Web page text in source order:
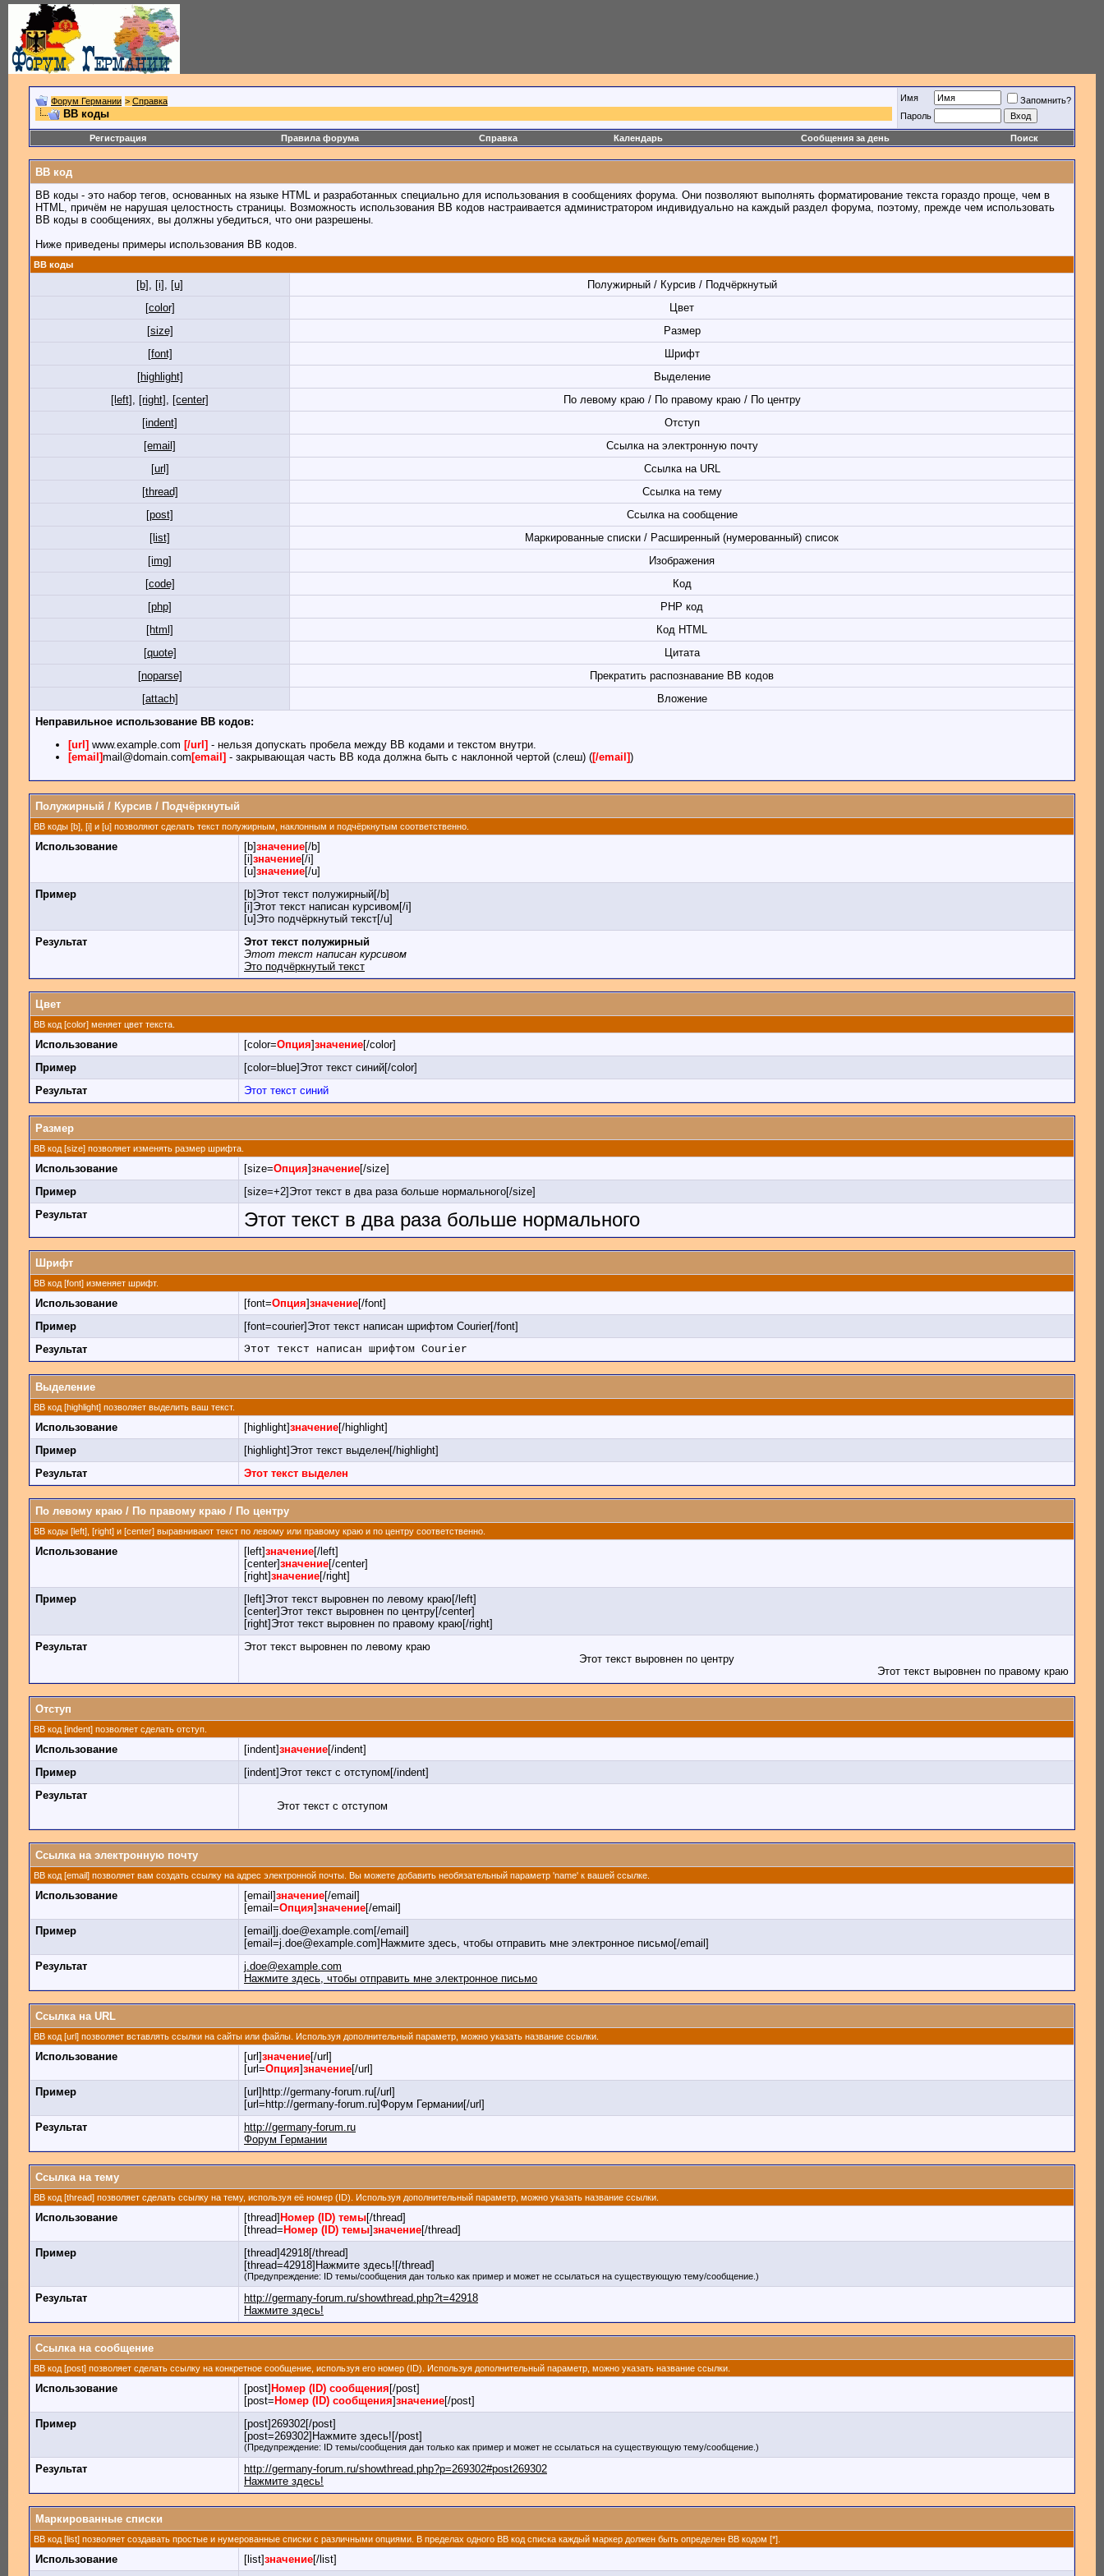
Форум Германии > Справка
BB коды
Имя
Запомнить?
Пароль
Регистрация Правила форума Справка Календарь Сообщения за день Поиск
BB код
BB коды - это набор тегов, основанных на языке HTML и разработанных специально для использования в сообщениях форума. Они позволяют выполнять форматирование текста гораздо проще, чем в
HTML, причём не нарушая целостность страницы. Возможность использования BB кодов настраивается администратором индивидуально на каждый раздел форума, поэтому, прежде чем использовать
BB коды в сообщениях, вы должны убедиться, что они разрешены.
Ниже приведены примеры использования BB кодов.
BB коды
[b] , [i] , [u]
Полужирный / Курсив / Подчёркнутый
[color]
Цвет
[size]
Размер
[font]
Шрифт
[highlight]
Выделение
[left] , [right] , [center]
По левому краю / По правому краю / По центру
[indent]
Отступ
[email]
Ссылка на электронную почту
[url]
Ссылка на URL
[thread]
Ссылка на тему
[post]
Ссылка на сообщение
[list]
Маркированные списки / Расширенный (нумерованный) список
[img]
Изображения
[code]
Код
[php]
PHP код
[html]
Код HTML
[quote]
Цитата
[noparse]
Прекратить распознавание BB кодов
[attach]
Вложение
Неправильное использование BB кодов:
[url] www.example.com [/url] - нельзя допускать пробела между BB кодами и текстом внутри.
[email]mail@domain.com [email] - закрывающая часть BB кода должна быть с наклонной чертой (слеш) ([/email])
Полужирный / Курсив / Подчёркнутый
BB коды [b], [i] и [u] позволяют сделать текст полужирным, наклонным и подчёркнутым соответственно.
Использование [b]значение[/b]
[i]значение[/i]
[u]значение[/u]
Пример
[b]Этот текст полужирный[/b]
[i]Этот текст написан курсивом[/i]
[u]Это подчёркнутый текст[/u]
Результат
Этот текст полужирный
Этот текст написан курсивом
Это подчёркнутый текст
Цвет
BB код [color] меняет цвет текста.
Использование [color=Опция]значение[/color]
Пример
[color=blue]Этот текст синий[/color]
Результат
Этот текст синий
Размер
BB код [size] позволяет изменять размер шрифта.
Использование [size=Опция]значение[/size]
Пример
[size=+2]Этот текст в два раза больше нормального[/size]
Результат
Этот текст в два раза больше нормального
Шрифт
BB код [font] изменяет шрифт.
Использование [font=Опция]значение[/font]
Пример
[font=courier]Этот текст написан шрифтом Courier[/font]
Результат
Этот текст написан шрифтом Courier
Выделение
BB код [highlight] позволяет выделить ваш текст.
Использование [highlight]значение[/highlight]
Пример
[highlight]Этот текст выделен[/highlight]
Результат
Этот текст выделен
По левому краю / По правому краю / По центру
BB коды [left], [right] и [center] выравнивают текст по левому или правому краю и по центру соответственно.
Использование [left]значение[/left]
[center]значение[/center]
[right]значение[/right]
Пример
[left]Этот текст выровнен по левому краю[/left]
[center]Этот текст выровнен по центру[/center]
[right]Этот текст выровнен по правому краю[/right]
Результат
Этот текст выровнен по левому краю
Этот текст выровнен по центру
Этот текст выровнен по правому краю
Отступ
BB код [indent] позволяет сделать отступ.
Использование [indent]значение[/indent]
Пример
[indent]Этот текст с отступом[/indent]
Результат
Этот текст с отступом
Ссылка на электронную почту
BB код [email] позволяет вам создать ссылку на адрес электронной почты. Вы можете добавить необязательный параметр 'name' к вашей ссылке.
Использование [email]значение[/email]
[email=Опция]значение[/email]
Пример
[email]j.doe@example.com[/email]
[email=j.doe@example.com]Нажмите здесь, чтобы отправить мне электронное письмо[/email]
Результат
j.doe@example.com
Нажмите здесь, чтобы отправить мне электронное письмо
Ссылка на URL
BB код [url] позволяет вставлять ссылки на сайты или файлы. Используя дополнительный параметр, можно указать название ссылки.
Использование [url]значение[/url]
[url=Опция]значение[/url]
Пример
[url]http://germany-forum.ru[/url]
[url=http://germany-forum.ru]Форум Германии[/url]
Результат
http://germany-forum.ru
Форум Германии
Ссылка на тему
BB код [thread] позволяет сделать ссылку на тему, используя её номер (ID). Используя дополнительный параметр, можно указать название ссылки.
Использование [thread] Номер (ID) темы[/thread]
[thread= Номер (ID) темы]значение[/thread]
Пример
[thread]42918[/thread]
[thread=42918]Нажмите здесь![/thread]
(Предупреждение: ID темы/сообщения дан только как пример и может не ссылаться на существующую тему/сообщение.)
Результат
http://germany-forum.ru/showthread.php?t=42918
Нажмите здесь!
Ссылка на сообщение
BB код [post] позволяет сделать ссылку на конкретное сообщение, используя его номер (ID). Используя дополнительный параметр, можно указать название ссылки.
Использование [post] Номер (ID) сообщения [/post]
[post= Номер (ID) сообщения]значение[/post]
Пример
[post]269302[/post]
[post=269302]Нажмите здесь![/post]
(Предупреждение: ID темы/сообщения дан только как пример и может не ссылаться на существующую тему/сообщение.)
Результат
http://germany-forum.ru/showthread.php?p=269302#post269302
Нажмите здесь!
Маркированные списки
BB код [list] позволяет создавать простые и нумерованные списки с различными опциями. В пределах одного BB код списка каждый маркер должен быть определен BB кодом [*].
Использование [list]значение[/list]